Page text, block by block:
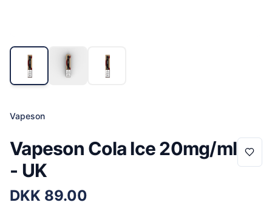
Vapeson
Vapeson Cola Ice 20mg/ml
- UK
DKK 89.00